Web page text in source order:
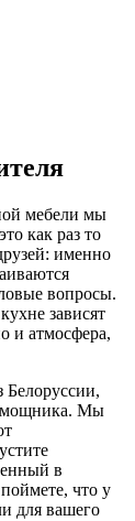
мебели мы
как раз то
именно
вопросы.
зависят
и атмосфера,
Белоруссии,
Мы
в
что у
для вашего